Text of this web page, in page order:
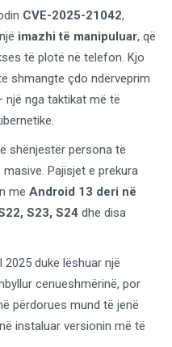
CVE-2025-21042,
imazhi të manipuluar, që
të plotë në telefon. Kjo
shmangte çdo ndërveprim
një nga taktikat më të
shënjestër persona të
Pajisjet e prekura
me Android 13 deri në
S23, S24 dhe disa
duke lëshuar një
cenueshmërinë, por
përdorues mund të jenë
instaluar versionin më të